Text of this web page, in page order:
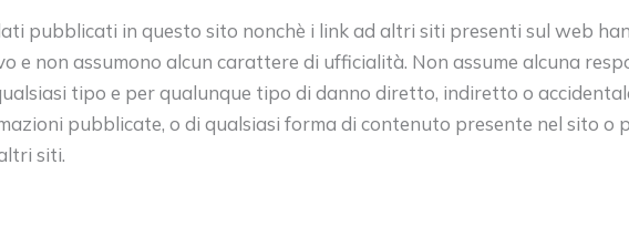
pubblicati in questo sito nonchè i link ad altri siti presenti sul web
e non assumono alcun carattere di ufficialità. Non assume alcuna
tipo e per qualunque tipo di danno diretto, indiretto o
pubblicate, o di qualsiasi forma di contenuto presente nel sito o
siti.